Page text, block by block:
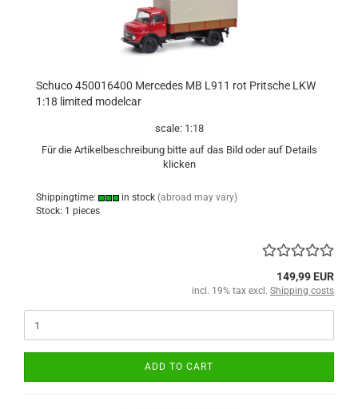
Schuco 450016400 Mercedes MB L911 rot Pritsche LKW
1:18 limited modelcar
scale: 1:18
Für die Artikelbeschreibung bitte auf das Bild oder auf Details
klicken
Shippingtime: in stock (abroad may vary)
Stock: 1 pieces
149,99 EUR
incl. 19% tax excl. Shipping costs
ADD TO CART